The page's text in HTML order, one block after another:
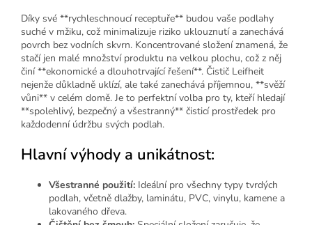
Díky své **rychleschnoucí receptuře** budou vaše podlahy
suché v mžiku, což minimalizuje riziko uklouznutí a zanechává
povrch bez vodních skvrn. Koncentrované složení znamená, že
stačí jen malé množství produktu na velkou plochu, což z něj
činí **ekonomické a dlouhotrvající řešení**. Čistič Leifheit
nejenže důkladně uklízí, ale také zanechává příjemnou, **svěží
vůni** v celém domě. Je to perfektní volba pro ty, kteří hledají
**spolehlivý, bezpečný a všestranný** čisticí prostředek pro
každodenní údržbu svých podlah.
Hlavní výhody a unikátnost:
Všestranné použití: Ideální pro všechny typy tvrdých
podlah, včetně dlažby, laminátu, PVC, vinylu, kamene a
lakovaného dřeva.